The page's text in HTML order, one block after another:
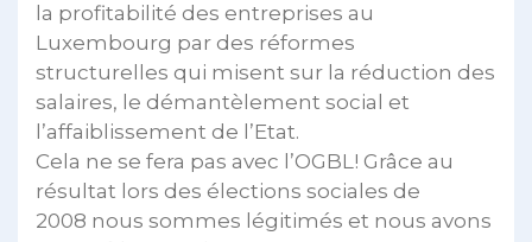
la profitabilité des entreprises au
Luxembourg par des réformes
structurelles qui misent sur la réduction des
salaires, le démantèlement social et
l’affaiblissement de l’Etat.
Cela ne se fera pas avec l’OGBL! Grâce au
résultat lors des élections sociales de
2008 nous sommes légitimés et nous avons